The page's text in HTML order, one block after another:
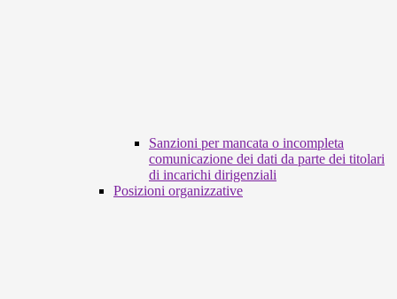
Sanzioni per mancata o incompleta
comunicazione dei dati da parte dei titolari
di incarichi dirigenziali
Posizioni organizzative